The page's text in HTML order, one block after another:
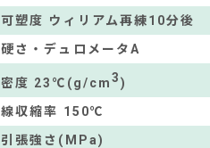
可塑度 ウィリアム再練10分後
硬さ・デュロメータA
密度 23℃(g/cm3)
線収縮率 150℃
引張強さ(MPa)